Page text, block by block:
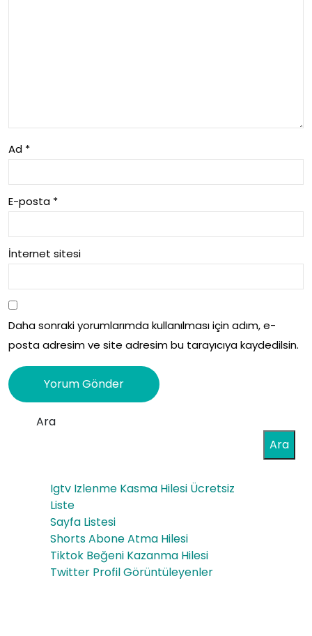
Ad *
E-posta *
İnternet sitesi
Daha sonraki yorumlarımda kullanılması için adım, e-
posta adresim ve site adresim bu tarayıcıya kaydedilsin.
Ara
Ara
Igtv Izlenme Kasma Hilesi Ücretsiz
Liste
Sayfa Listesi
Shorts Abone Atma Hilesi
Tiktok Beğeni Kazanma Hilesi
Twitter Profil Görüntüleyenler